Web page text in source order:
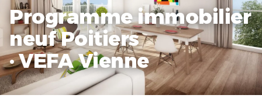
Programme immobilier
neuf Poitiers
· VEFA Vienne